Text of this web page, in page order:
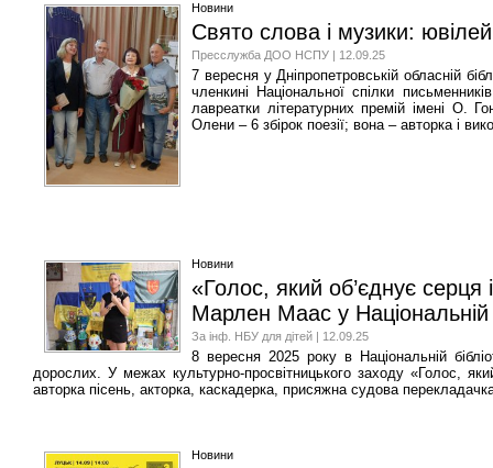
Новини
Свято слова і музики:
Пресслужба ДОО НСПУ | 12.09.25
7 вересня у Дніпропетровській обласній
членкині Національної спілки
лавреатки літературних премій імені
Олени – 6 збірок поезії; вона – авторка і
Новини
«Голос, який об’єднує серця
Марлен Маас у Національній
За інф. НБУ для дітей | 12.09.25
8 вересня 2025 року в Національній
дорослих. У межах культурно-просвітницького заходу «Голос,
авторка пісень, акторка, каскадерка, присяжна судова
Новини